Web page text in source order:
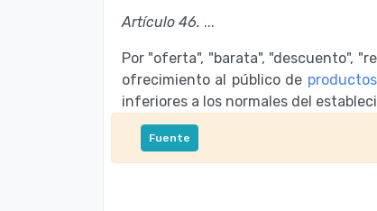
Artículo 46. ...
Por "oferta", "barata", "descuento",
ofrecimiento al público de productos
inferiores a los normales del
Fuente